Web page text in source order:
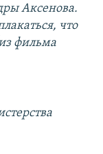
Аксенова.
что
фильма